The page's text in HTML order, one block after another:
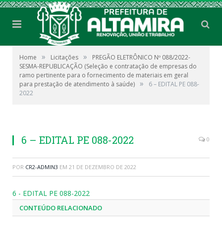
Home » Licitações »
PREGÃO ELETRÔNICO Nº 088/2022-
SESMA-REPUBLICAÇÃO (Seleção e contratação de empresas do
ramo pertinente para o fornecimento de materiais em geral
para prestação de atendimento à saúde) »
6 – EDITAL PE 088-
2022
6 – EDITAL PE 088-2022 0
POR CR2-ADMIN3 EM 21 DE DEZEMBRO DE 2022
6 - EDITAL PE 088-2022
CONTEÚDO RELACIONADO